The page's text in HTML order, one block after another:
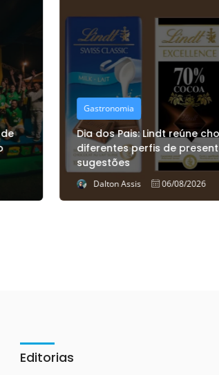
Negócios
TBO Tek amplia receita
trimestre do ano fiscal
da margem operacional
Dalton Assis 06/08/2026
Editorias